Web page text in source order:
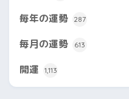
毎年の運勢 287
毎月の運勢 613
開運 1,113